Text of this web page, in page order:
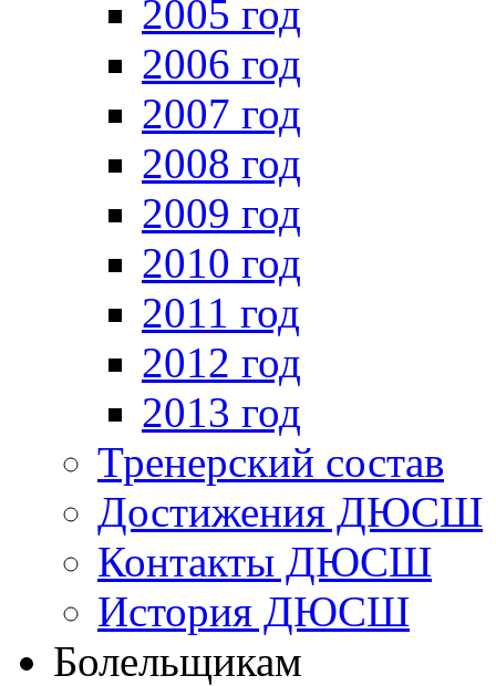
2005 год
2006 год
2007 год
2008 год
2009 год
2010 год
2011 год
2012 год
2013 год
Тренерский состав
Достижения ДЮСШ
Контакты ДЮСШ
История ДЮСШ
Болельщикам